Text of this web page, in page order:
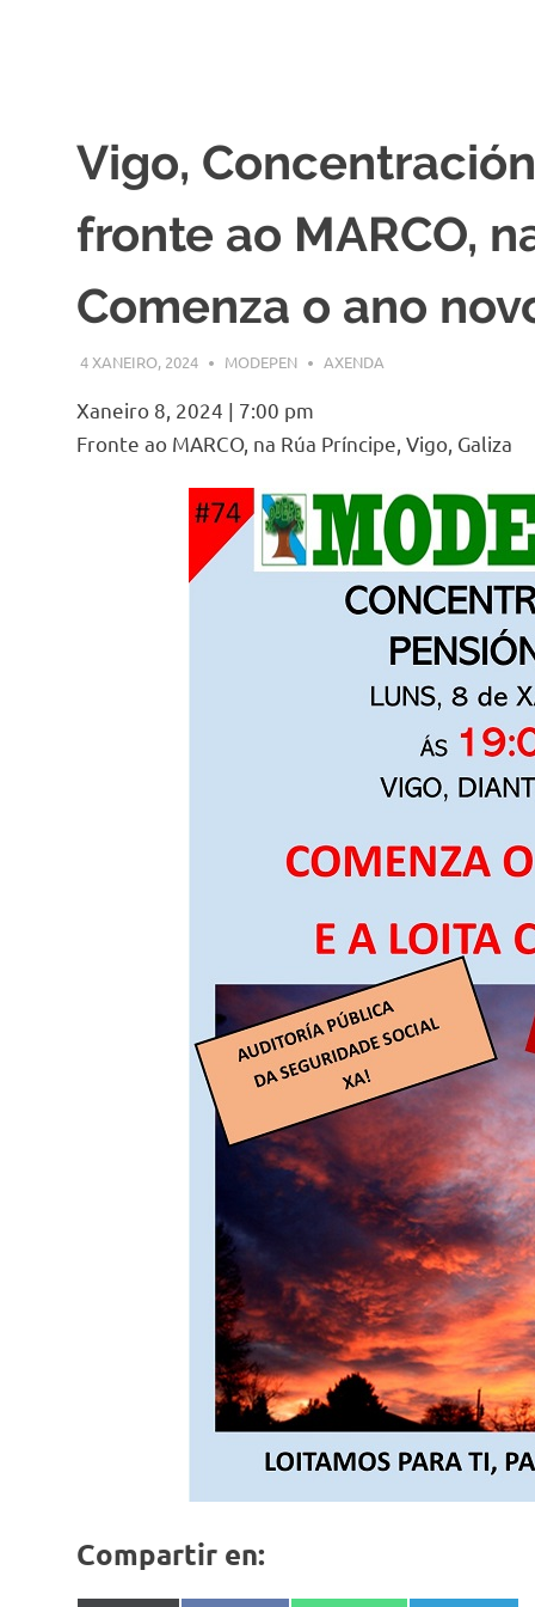
Vigo,
fronte ao MARCO,
Comenza o ano
4 XANEIRO, 2024 MODEPEN AXENDA
Xaneiro 8, 2024 | 7:00 pm
Fronte ao MARCO, na Rúa Príncipe, Vigo, Galiza
Compartir en: